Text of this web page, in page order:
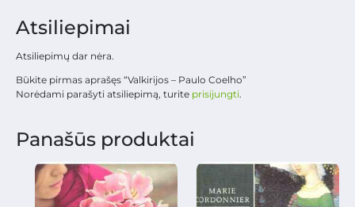
Atsiliepimai
Atsiliepimų dar nėra.
Būkite pirmas aprašęs “Valkirijos – Paulo Coelho”
Norėdami parašyti atsiliepimą, turite prisijungti.
Panašūs produktai